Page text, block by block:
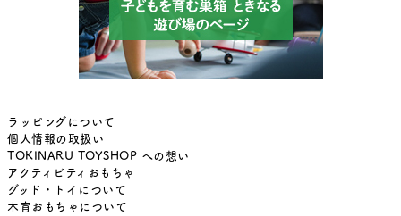
ラッピングについて
個人情報の取扱い
TOKINARU TOYSHOP への想い
アクティビティおもちゃ
グッド・トイについて
木育おもちゃについて